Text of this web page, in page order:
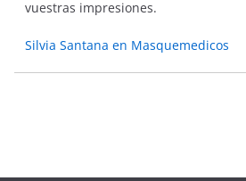
vuestras impresiones.
Silvia Santana en Masquemedicos